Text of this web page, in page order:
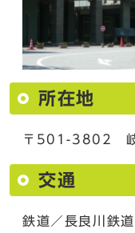
所在地
〒501-3802 岐
交通
鉄道／長良川鉄